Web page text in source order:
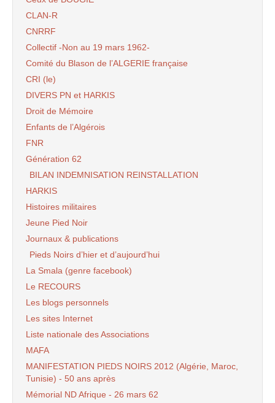
CLAN-R
CNRRF
Collectif -Non au 19 mars 1962-
Comité du Blason de l’ALGERIE française
CRI (le)
DIVERS PN et HARKIS
Droit de Mémoire
Enfants de l’Algérois
FNR
Génération 62
BILAN INDEMNISATION REINSTALLATION
HARKIS
Histoires militaires
Jeune Pied Noir
Journaux & publications
Pieds Noirs d’hier et d’aujourd’hui
La Smala (genre facebook)
Le RECOURS
Les blogs personnels
Les sites Internet
Liste nationale des Associations
MAFA
MANIFESTATION PIEDS NOIRS 2012 (Algérie, Maroc,
Tunisie) - 50 ans après
Mémorial ND Afrique - 26 mars 62